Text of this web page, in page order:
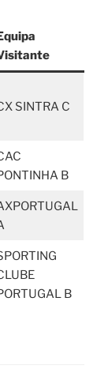
SINTRA C
B
B